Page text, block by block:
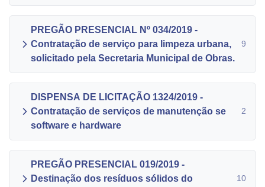
PREGÃO PRESENCIAL Nº 034/2019 -
Contratação de serviço para limpeza urbana,
solicitado pela Secretaria Municipal de Obras.
9
DISPENSA DE LICITAÇÃO 1324/2019 -
Contratação de serviços de manutenção se
software e hardware
2
PREGÃO PRESENCIAL 019/2019 -
Destinação dos resíduos sólidos do
10